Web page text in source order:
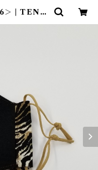
＞ | TENT-